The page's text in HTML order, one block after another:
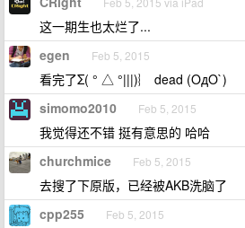
这一期生也太烂了...
egen Feb 5, 2015
看完了Σ( ° △ °|||)︴ dead (OдO`)
simomo2010 Feb 5, 2015
我觉得还不错 挺有意思的 哈哈
churchmice Feb 5, 2015
去搜了下原版，已经被AKB洗脑了
cpp255 Feb 5, 2015